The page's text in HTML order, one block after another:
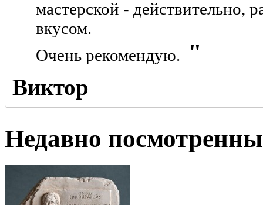
мастерской - действительно,
вкусом.
Очень рекомендую.
Виктор
Недавно